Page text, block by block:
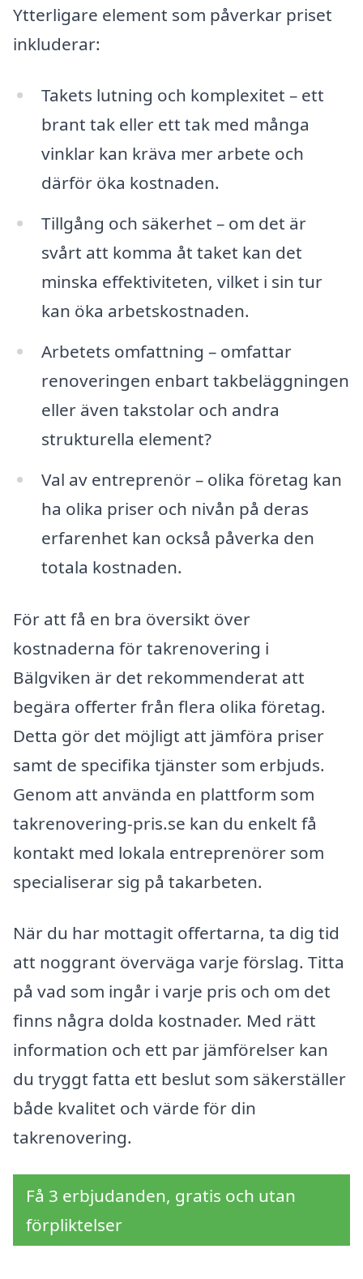
Ytterligare element som påverkar priset
inkluderar:
Takets lutning och komplexitet – ett
brant tak eller ett tak med många
vinklar kan kräva mer arbete och
därför öka kostnaden.
Tillgång och säkerhet – om det är
svårt att komma åt taket kan det
minska effektiviteten, vilket i sin tur
kan öka arbetskostnaden.
Arbetets omfattning – omfattar
renoveringen enbart takbeläggningen
eller även takstolar och andra
strukturella element?
Val av entreprenör – olika företag kan
ha olika priser och nivån på deras
erfarenhet kan också påverka den
totala kostnaden.
För att få en bra översikt över
kostnaderna för takrenovering i
Bälgviken är det rekommenderat att
begära offerter från flera olika företag.
Detta gör det möjligt att jämföra priser
samt de specifika tjänster som erbjuds.
Genom att använda en plattform som
takrenovering-pris.se kan du enkelt få
kontakt med lokala entreprenörer som
specialiserar sig på takarbeten.
När du har mottagit offertarna, ta dig tid
att noggrant överväga varje förslag. Titta
på vad som ingår i varje pris och om det
finns några dolda kostnader. Med rätt
information och ett par jämförelser kan
du tryggt fatta ett beslut som säkerställer
både kvalitet och värde för din
takrenovering.
Få 3 erbjudanden, gratis och utan
förpliktelser